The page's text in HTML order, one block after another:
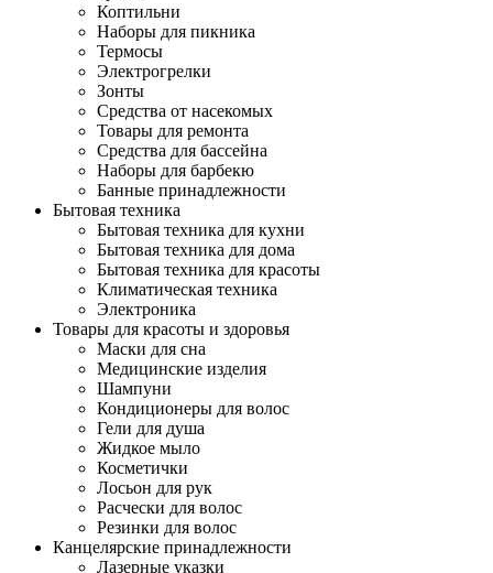
Коптильни
Наборы для пикника
Термосы
Электрогрелки
Зонты
Средства от насекомых
Товары для ремонта
Средства для бассейна
Наборы для барбекю
Банные принадлежности
Бытовая техника
Бытовая техника для кухни
Бытовая техника для дома
Бытовая техника для красоты
Климатическая техника
Электроника
Товары для красоты и здоровья
Маски для сна
Медицинские изделия
Шампуни
Кондиционеры для волос
Гели для душа
Жидкое мыло
Косметички
Лосьон для рук
Расчески для волос
Резинки для волос
Канцелярские принадлежности
Лазерные указки